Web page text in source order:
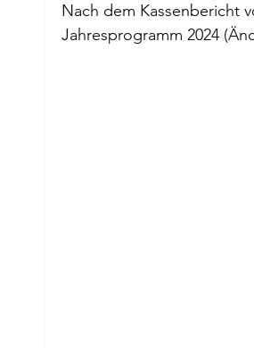
Nach dem Kassenbericht
Jahresprogramm 2024